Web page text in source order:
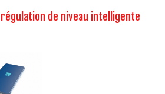
régulation de niveau intelligente